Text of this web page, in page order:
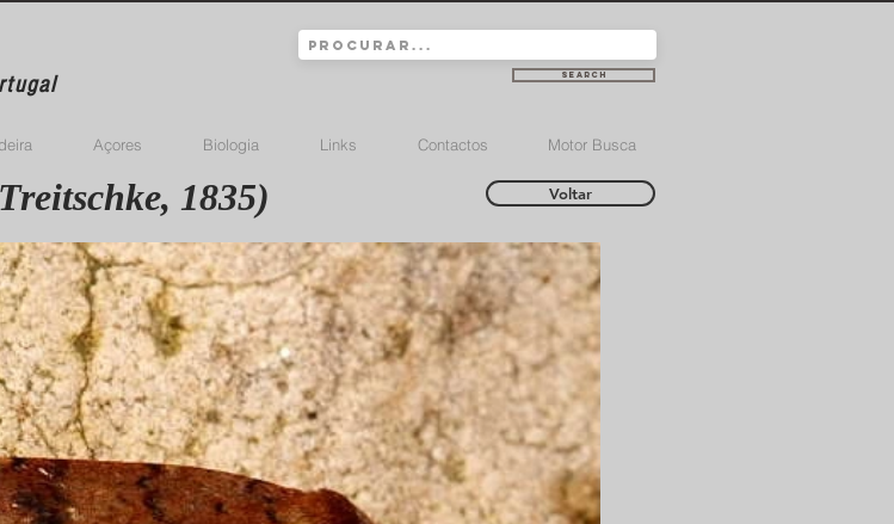
Search
Açores Biologia Links Contactos Motor Busca
1835) Voltar